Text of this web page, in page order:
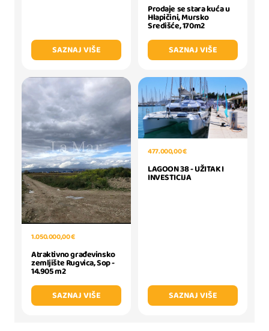
SAZNAJ VIŠE
Prodaje se stara kuća u
Hlapičini, Mursko
Središće, 170m2
SAZNAJ VIŠE
1.050.000,00 €
Atraktivno građevinsko
zemljište Rugvica, Sop -
14.905 m2
SAZNAJ VIŠE
477.000,00 €
LAGOON 38 - UŽITAK I
INVESTICIJA
SAZNAJ VIŠE